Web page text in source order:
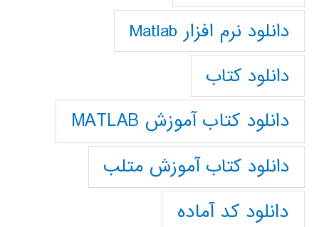
دانلود نرم افزار Matlab
دانلود کتاب
دانلود کتاب آموزش MATLAB
دانلود کتاب آموزش متلب
دانلود کد آماده